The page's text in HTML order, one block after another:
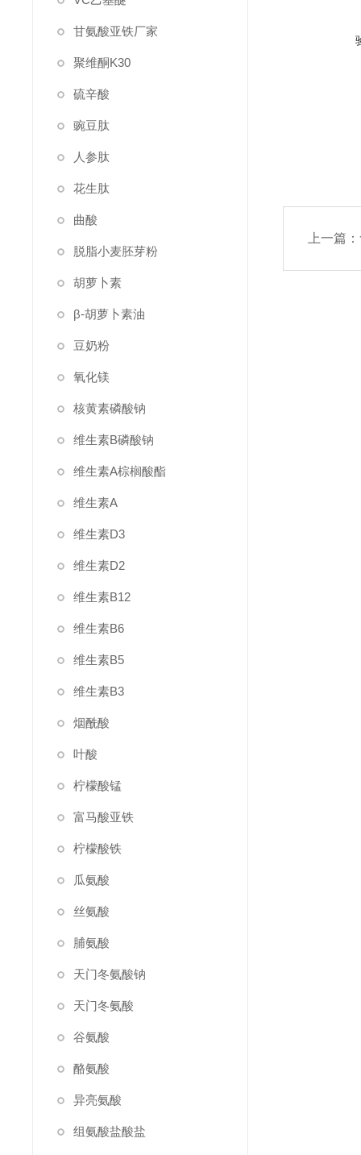
甘氨酸亚铁厂家
聚维酮K30
硫辛酸
豌豆肽
人参肽
花生肽
曲酸
脱脂小麦胚芽粉
胡萝卜素
β-胡萝卜素油
豆奶粉
氧化镁
核黄素磷酸钠
维生素B磷酸钠
维生素A棕榈酸酯
维生素A
维生素D3
维生素D2
维生素B12
维生素B6
维生素B5
维生素B3
烟酰酸
叶酸
柠檬酸锰
富马酸亚铁
柠檬酸铁
瓜氨酸
丝氨酸
脯氨酸
天门冬氨酸钠
天门冬氨酸
谷氨酸
酪氨酸
异亮氨酸
组氨酸盐酸盐
上一篇：